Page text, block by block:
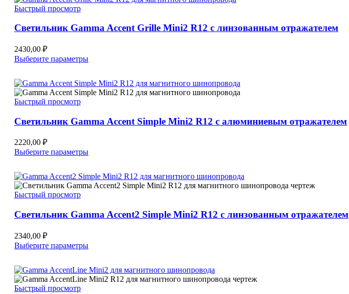
Быстрый просмотр
Светильник Gamma Accent Grille Mini2 R12 с линзованным отражателем
2430,00 ₽
Выберите параметрыЭтот
несколько
вариаций.
выбрать
товара.
Быстрый просмотр
Светильник Gamma Accent Simple Mini2 R12 с алюминиевым отражателем
2220,00 ₽
Выберите параметрыЭтот
несколько
вариаций.
выбрать
товара.
Быстрый просмотр
Светильник Gamma Accent2 Simple Mini2 R12 с линзованным отражателем
2340,00 ₽
Выберите параметрыЭтот
несколько
вариаций.
Быстрый просмотр